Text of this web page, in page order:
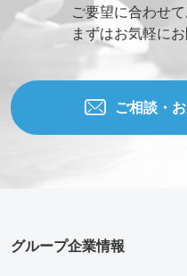
お問
ご要望に合わせ